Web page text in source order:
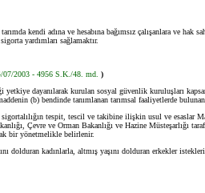
kendi adına ve hesabına bağımsız çalışanlara ve
yardımları sağlamaktır.
07/2003 - 4956 S.K./48. md. )
yetkiye dayanılarak kurulan sosyal güvenlik kuruluşları
(b) bendinde tanımlanan tarımsal faaliyetlerde
tespit, tescil ve takibine ilişkin usul ve esaslar
Çevre ve Orman Bakanlığı ve Hazine Müsteşarlığı
bir yönetmelikle belirlenir.
dolduran kadınlarla, altmış yaşını dolduran erkekler istekleri